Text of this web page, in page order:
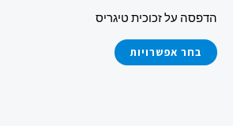
הדפסה על זכוכית טיגריס
בחר אפשרויות
האפשרויות
בעמוד